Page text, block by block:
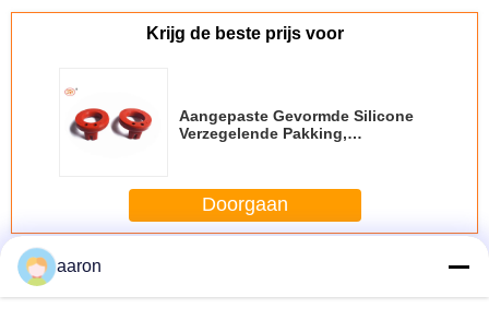
Krijg de beste prijs voor
Aangepaste Gevormde Silicone
Verzegelende Pakking,
Doorgaan
MeerGegoten rubberen onderdelen
aaron